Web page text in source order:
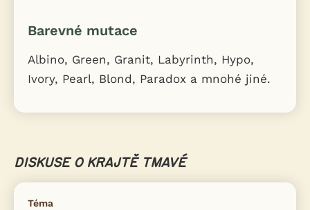
Barevné mutace
Albino, Green, Granit, Labyrinth, Hypo,
Ivory, Pearl, Blond, Paradox a mnohé jiné.
DISKUSE O KRAJTĚ TMAVÉ
Téma